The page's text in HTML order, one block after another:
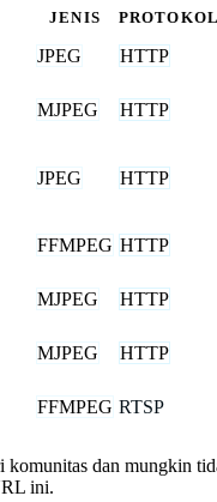
JENIS PROTOKOL
JPEG HTTP
MJPEG HTTP
JPEG HTTP
FFMPEG HTTP
MJPEG HTTP
MJPEG HTTP
FFMPEG RTSP
dan mungkin
ini.